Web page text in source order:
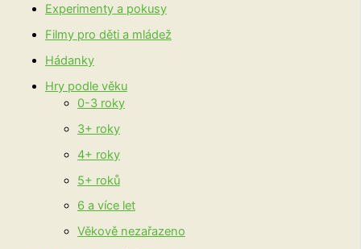
Experimenty a pokusy
Filmy pro děti a mládež
Hádanky
Hry podle věku
0-3 roky
3+ roky
4+ roky
5+ roků
6 a více let
Věkově nezařazeno